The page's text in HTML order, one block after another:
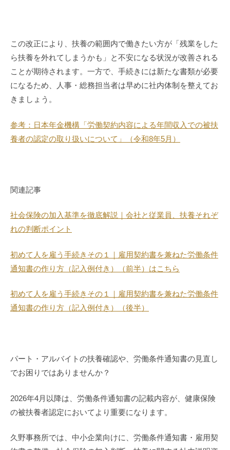
この改正により、扶養の範囲内で働きたい方が「残業をした
ら扶養を外れてしまうかも」と不安になる状況が改善される
ことが期待されます。一方で、手続きには新たな書類が必要
になるため、人事・総務担当者は早めに社内体制を整えてお
きましょう。
参考：日本年金機構「労働契約内容による年間収入での被扶
養者の認定の取り扱いについて」（令和8年5月）
関連記事
社会保険の加入基準を徹底解説｜会社と従業員、扶養それぞ
れの判断ポイント
初めて人を雇う手続きその１｜雇用契約書を兼ねた労働条件
通知書の作り方（記入例付き）（前半）はこちら
初めて人を雇う手続きその１｜雇用契約書を兼ねた労働条件
通知書の作り方（記入例付き）（後半）
パート・アルバイトの扶養確認や、労働条件通知書の見直し
でお困りではありませんか？
2026年4月以降は、労働条件通知書の記載内容が、健康保険
の被扶養者認定においてより重要になります。
久野事務所では、中小企業向けに、労働条件通知書・雇用契